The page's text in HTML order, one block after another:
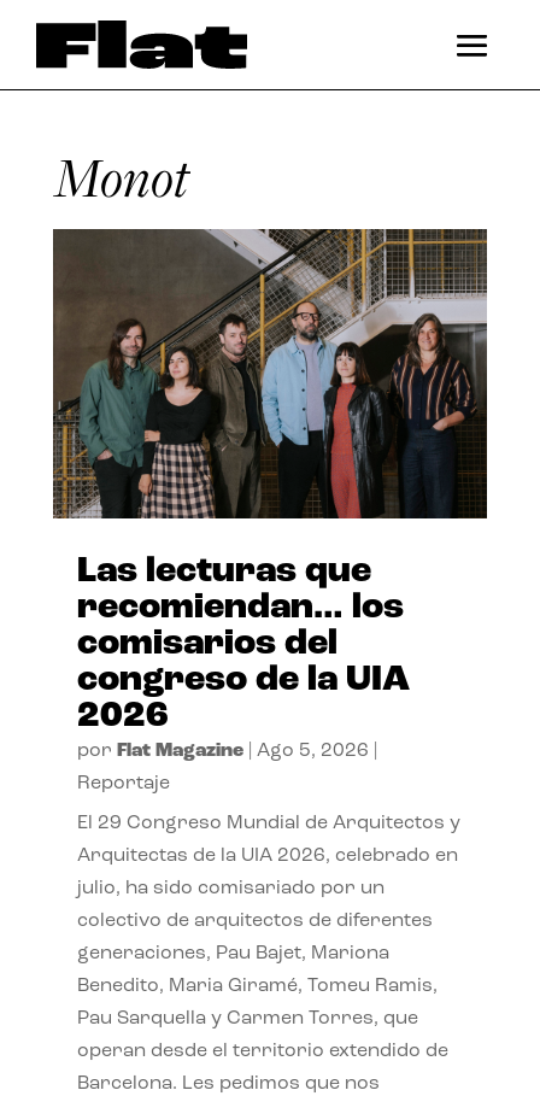
Monot
Las lecturas que
recomiendan… los
comisarios del
congreso de la UIA
2026
por Flat Magazine| Ago 5, 2026
Reportaje
El 29 Congreso Mundial de Arquitectos y
Arquitectas de la UIA 2026, celebrado en
julio, ha sido comisariado por un
colectivo de arquitectos de diferentes
generaciones, Pau Bajet, Mariona
Benedito, Maria Giramé, Tomeu Ramis,
Pau Sarquella y Carmen Torres, que
operan desde el territorio extendido de
Barcelona. Les pedimos que nos